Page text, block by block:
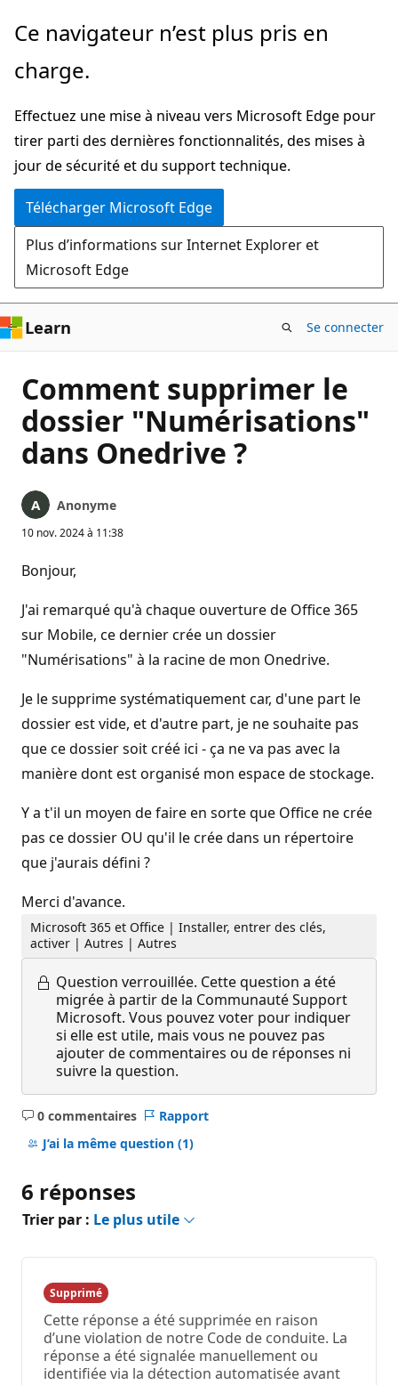
Passer
directement
au
principal
Ce navigateur n’est plus pris en
charge.
Effectuez une mise à niveau vers Microsoft Edge pour
tirer parti des dernières fonctionnalités, des mises à
jour de sécurité et du support technique.
Télécharger Microsoft Edge
Plus d’informations sur Internet Explorer et
Microsoft Edge
Learn Se connecter
Comment supprimer le
dossier "Numérisations"
dans Onedrive ?
Anonyme
10 nov. 2024 à 11:38
Bonjour,
J'ai remarqué qu'à chaque ouverture de Office 365
sur Mobile, ce dernier crée un dossier
"Numérisations" à la racine de mon Onedrive.
Je le supprime systématiquement car, d'une part le
dossier est vide, et d'autre part, je ne souhaite pas
que ce dossier soit créé ici - ça ne va pas avec la
manière dont est organisé mon espace de stockage.
Y a t'il un moyen de faire en sorte que Office ne crée
pas ce dossier OU qu'il le crée dans un répertoire
que j'aurais défini ?
Merci d'avance.
Microsoft 365 et Office | Installer, entrer des clés,
activer | Autres | Autres
Question verrouillée. Cette question a été
migrée à partir de la Communauté Support
Microsoft. Vous pouvez voter pour indiquer
si elle est utile, mais vous ne pouvez pas
ajouter de commentaires ou de réponses ni
suivre la question.
0 commentaires
Aucun
commentaire
Rapport
J’ai la même question (1)
6 réponses
Trier par : Le plus utile
Supprimé
Cette réponse a été supprimée en raison
d’une violation de notre Code de conduite. La
réponse a été signalée manuellement ou
identifiée via la détection automatisée avant